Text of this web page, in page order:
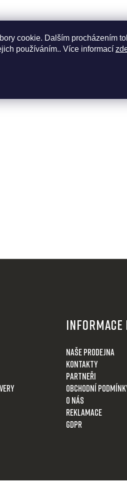
cookie. Dalším procházením
používáním.. Více informací
Informace
Naše prodejna
Kontakty
Partneři
Obchodní
O nás
Reklamace
GDPR